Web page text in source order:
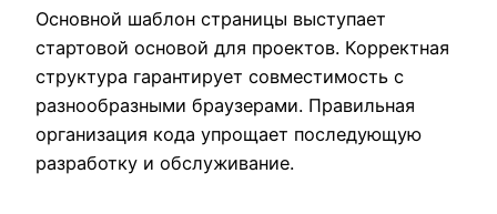
Основной шаблон страницы выступает
стартовой основой для проектов. Корректная
структура гарантирует совместимость с
разнообразными браузерами. Правильная
организация кода упрощает последующую
разработку и обслуживание.